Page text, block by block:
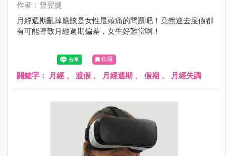
作者：曾翌捷
月經週期亂掉應該是女性最頭痛的問題吧！竟然連去度假都
有可能導致月經週期偏差，女生好難當啊！
收藏
關鍵字： 月經 、 渡假 、 月經週期 、 假期 、 月經失調